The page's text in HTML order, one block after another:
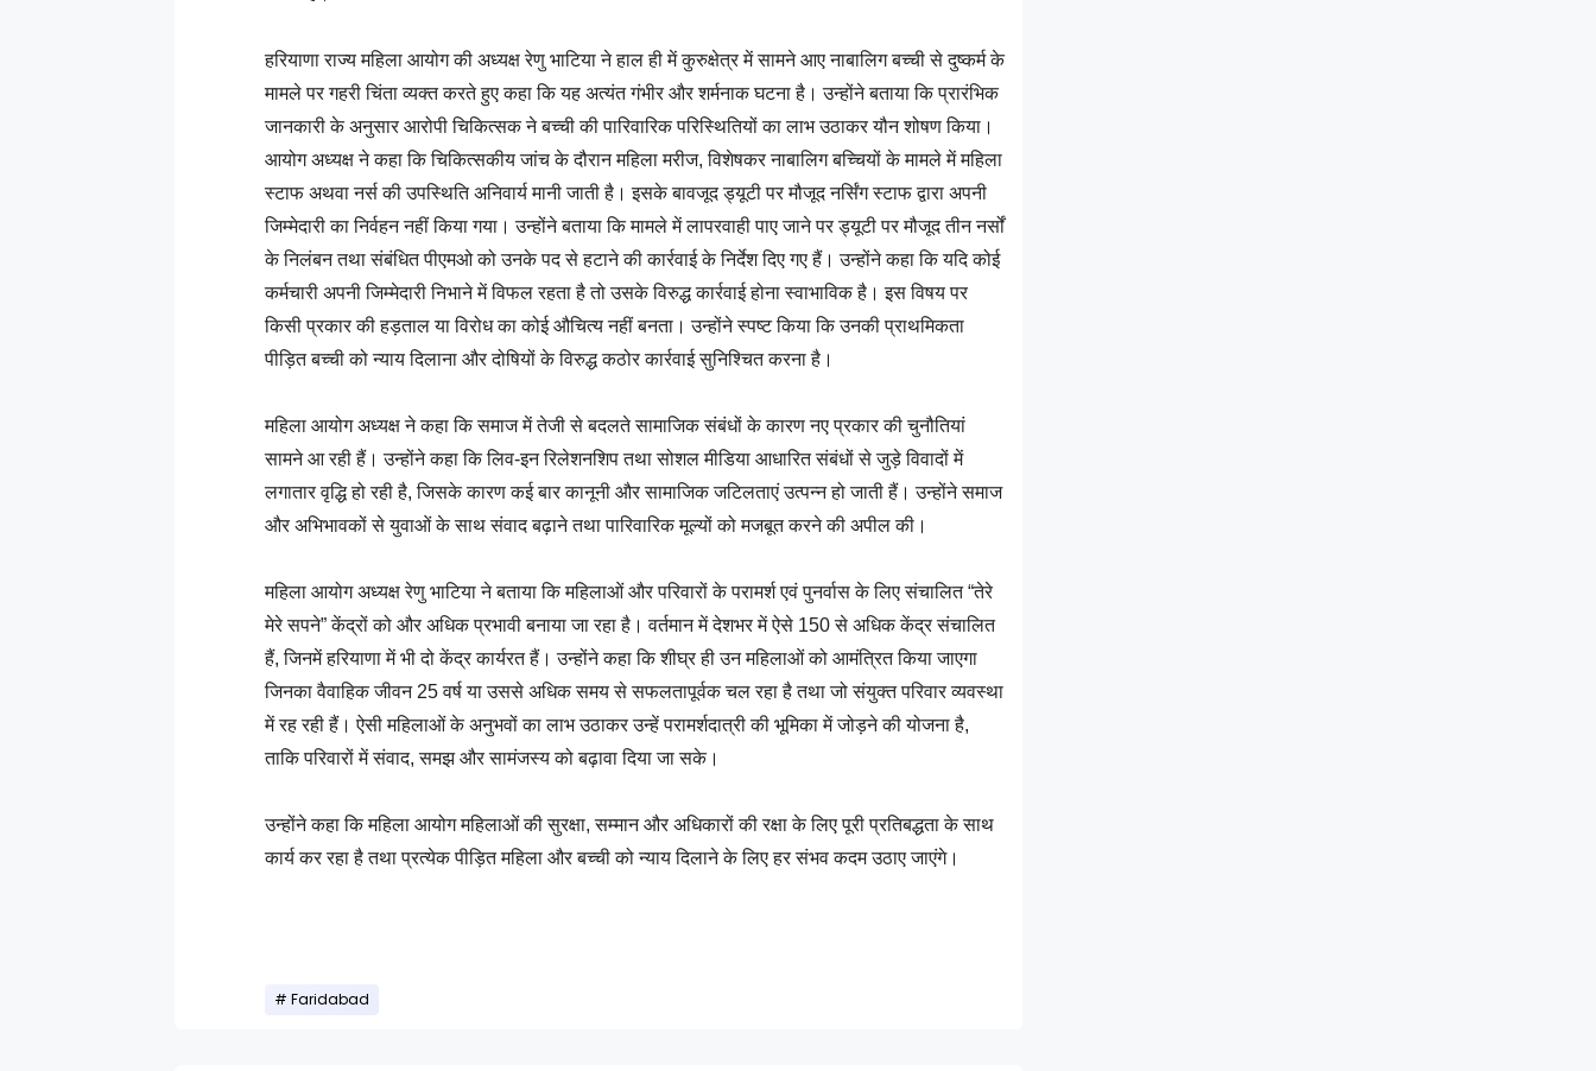
हरियाणा राज्य महिला आयोग की अध्यक्ष रेणु भाटिया ने हाल ही में कुरुक्षेत्र में सामने आए नाबालिग बच्ची से दुष्कर्म के
मामले पर गहरी चिंता व्यक्त करते हुए कहा कि यह अत्यंत गंभीर और शर्मनाक घटना है। उन्होंने बताया कि प्रारंभिक
जानकारी के अनुसार आरोपी चिकित्सक ने बच्ची की पारिवारिक परिस्थितियों का लाभ उठाकर यौन शोषण किया।
आयोग अध्यक्ष ने कहा कि चिकित्सकीय जांच के दौरान महिला मरीज, विशेषकर नाबालिग बच्चियों के मामले में महिला
स्टाफ अथवा नर्स की उपस्थिति अनिवार्य मानी जाती है। इसके बावजूद ड्यूटी पर मौजूद नर्सिंग स्टाफ द्वारा अपनी
जिम्मेदारी का निर्वहन नहीं किया गया। उन्होंने बताया कि मामले में लापरवाही पाए जाने पर ड्यूटी पर मौजूद तीन नर्सों
के निलंबन तथा संबंधित पीएमओ को उनके पद से हटाने की कार्रवाई के निर्देश दिए गए हैं। उन्होंने कहा कि यदि कोई
कर्मचारी अपनी जिम्मेदारी निभाने में विफल रहता है तो उसके विरुद्ध कार्रवाई होना स्वाभाविक है। इस विषय पर
किसी प्रकार की हड़ताल या विरोध का कोई औचित्य नहीं बनता। उन्होंने स्पष्ट किया कि उनकी प्राथमिकता
पीड़ित बच्ची को न्याय दिलाना और दोषियों के विरुद्ध कठोर कार्रवाई सुनिश्चित करना है।
महिला आयोग अध्यक्ष ने कहा कि समाज में तेजी से बदलते सामाजिक संबंधों के कारण नए प्रकार की चुनौतियां
सामने आ रही हैं। उन्होंने कहा कि लिव-इन रिलेशनशिप तथा सोशल मीडिया आधारित संबंधों से जुड़े विवादों में
लगातार वृद्धि हो रही है, जिसके कारण कई बार कानूनी और सामाजिक जटिलताएं उत्पन्न हो जाती हैं। उन्होंने समाज
और अभिभावकों से युवाओं के साथ संवाद बढ़ाने तथा पारिवारिक मूल्यों को मजबूत करने की अपील की।
महिला आयोग अध्यक्ष रेणु भाटिया ने बताया कि महिलाओं और परिवारों के परामर्श एवं पुनर्वास के लिए संचालित “तेरे
मेरे सपने” केंद्रों को और अधिक प्रभावी बनाया जा रहा है। वर्तमान में देशभर में ऐसे 150 से अधिक केंद्र संचालित
हैं, जिनमें हरियाणा में भी दो केंद्र कार्यरत हैं। उन्होंने कहा कि शीघ्र ही उन महिलाओं को आमंत्रित किया जाएगा
जिनका वैवाहिक जीवन 25 वर्ष या उससे अधिक समय से सफलतापूर्वक चल रहा है तथा जो संयुक्त परिवार व्यवस्था
में रह रही हैं। ऐसी महिलाओं के अनुभवों का लाभ उठाकर उन्हें परामर्शदात्री की भूमिका में जोड़ने की योजना है,
ताकि परिवारों में संवाद, समझ और सामंजस्य को बढ़ावा दिया जा सके।
उन्होंने कहा कि महिला आयोग महिलाओं की सुरक्षा, सम्मान और अधिकारों की रक्षा के लिए पूरी प्रतिबद्धता के साथ
कार्य कर रहा है तथा प्रत्येक पीड़ित महिला और बच्ची को न्याय दिलाने के लिए हर संभव कदम उठाए जाएंगे।
Faridabad